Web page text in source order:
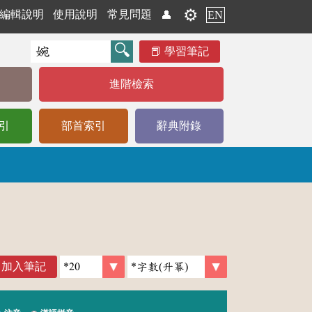
編輯說明 使用說明 常見問題 👤 ⚙️ EN
學習筆記
進階檢索
部首索引 辭典附錄
加入筆記